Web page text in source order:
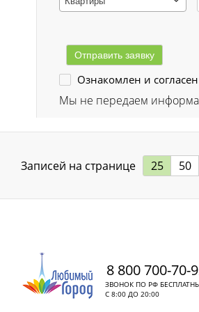
Загорский
Ильинка с
Карагайлинский
Ознакомлен и
Мы не передаем
Записей на странице 25 50
8 800 700-70-
ЗВОНОК ПО РФ
С 8:00 ДО 20:00